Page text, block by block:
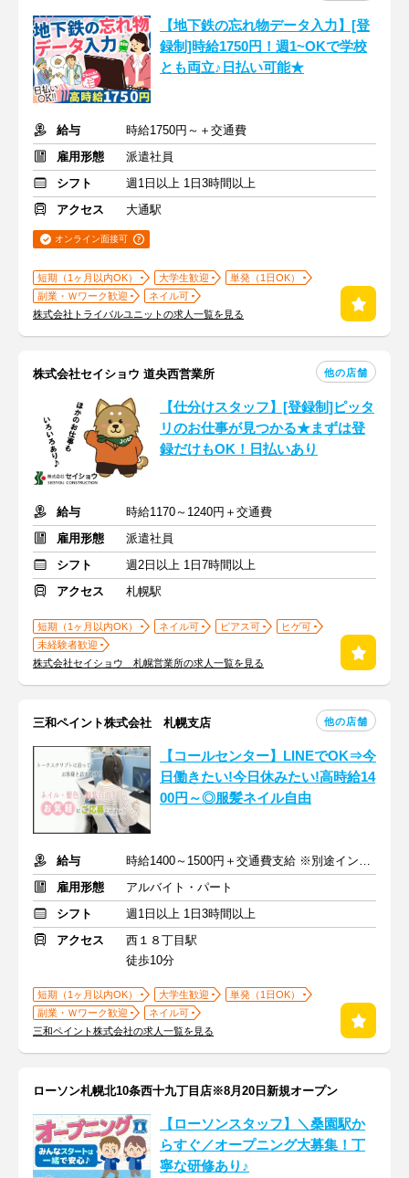
【地下鉄の忘れ物データ入力】[登
録制]時給1750円！週1~OKで学校
とも両立♪日払い可能★
給与
時給1750円～＋交通費
雇用形態
派遣社員
シフト
週1日以上 1日3時間以上
アクセス
大通駅
オンライン面接可
短期（1ヶ月以内OK） 大学生歓迎
単発（1日OK）
副業・Ｗワーク歓迎
ネイル可
株式会社トライバルユニットの求人一覧を見る
株式会社セイショウ 道央西営業所 他の店舗
【仕分けスタッフ】[登録制]ピッタ
リのお仕事が見つかる★まずは登
録だけもOK！日払いあり
給与
時給1170～1240円＋交通費
雇用形態
派遣社員
シフト
週2日以上 1日7時間以上
アクセス
札幌駅
短期（1ヶ月以内OK） ネイル可 ピアス可
ヒゲ可
未経験者歓迎
株式会社セイショウ 札幌営業所の求人一覧を見る
三和ペイント株式会社 札幌支店 他の店舗
【コールセンター】LINEでOK⇒今
日働きたい!今日休みたい!高時給14
00円～◎服髪ネイル自由
給与
時給1400～1500円＋交通費支給 ※別途インセンティブあり
雇用形態
アルバイト・パート
シフト
週1日以上 1日3時間以上
アクセス
西１８丁目駅
徒歩10分
短期（1ヶ月以内OK） 大学生歓迎
単発（1日OK）
副業・Ｗワーク歓迎
ネイル可
三和ペイント株式会社の求人一覧を見る
ローソン札幌北10条西十九丁目店※8月20日新規オープン
【ローソンスタッフ】＼桑園駅か
らすぐ／オープニング大募集！丁
寧な研修あり♪